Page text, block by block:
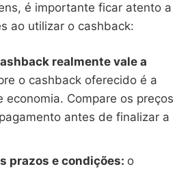
é importante ficar atento a
ao utilizar o cashback:
realmente vale a
o cashback oferecido é a
economia. Compare os preços
antes de finalizar a
prazos e condições: o